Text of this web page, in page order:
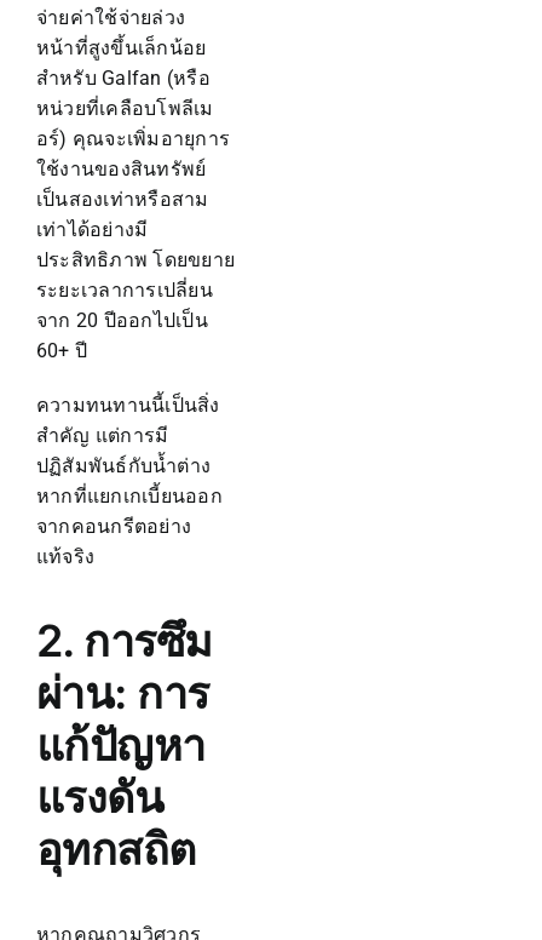
จ่ายค่าใช้จ่ายล่วง
หน้าที่สูงขึ้นเล็กน้อย
สำหรับ Galfan (หรือ
หน่วยที่เคลือบโพลีเม
อร์) คุณจะเพิ่มอายุการ
ใช้งานของสินทรัพย์
เป็นสองเท่าหรือสาม
เท่าได้อย่างมี
ประสิทธิภาพ โดยขยาย
ระยะเวลาการเปลี่ยน
จาก 20 ปีออกไปเป็น
60+ ปี
ความทนทานนี้เป็นสิ่ง
สำคัญ แต่การมี
ปฏิสัมพันธ์กับน้ำต่าง
หากที่แยกเกเบี้ยนออก
จากคอนกรีตอย่าง
แท้จริง
2. การซึม
ผ่าน: การ
แก้ปัญหา
แรงดัน
อุทกสถิต
หากคุณถามวิศวกร